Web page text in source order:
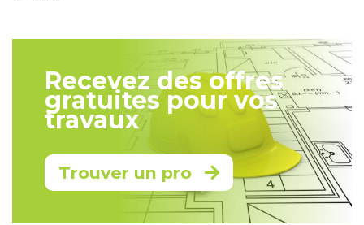
Recevez des offres
gratuites pour vos
travaux
Trouver un pro